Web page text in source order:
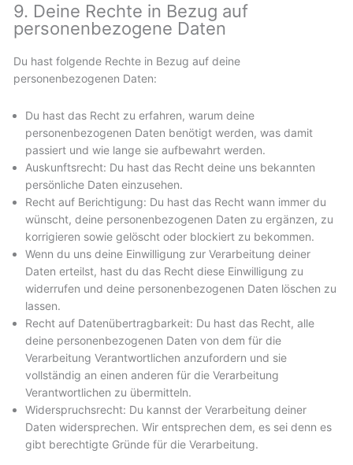
9. Deine Rechte in Bezug auf
personenbezogene Daten
Du hast folgende Rechte in Bezug auf deine
personenbezogenen Daten:
Du hast das Recht zu erfahren, warum deine
personenbezogenen Daten benötigt werden, was damit
passiert und wie lange sie aufbewahrt werden.
Auskunftsrecht: Du hast das Recht deine uns bekannten
persönliche Daten einzusehen.
Recht auf Berichtigung: Du hast das Recht wann immer du
wünscht, deine personenbezogenen Daten zu ergänzen, zu
korrigieren sowie gelöscht oder blockiert zu bekommen.
Wenn du uns deine Einwilligung zur Verarbeitung deiner
Daten erteilst, hast du das Recht diese Einwilligung zu
widerrufen und deine personenbezogenen Daten löschen zu
lassen.
Recht auf Datenübertragbarkeit: Du hast das Recht, alle
deine personenbezogenen Daten von dem für die
Verarbeitung Verantwortlichen anzufordern und sie
vollständig an einen anderen für die Verarbeitung
Verantwortlichen zu übermitteln.
Widerspruchsrecht: Du kannst der Verarbeitung deiner
Daten widersprechen. Wir entsprechen dem, es sei denn es
gibt berechtigte Gründe für die Verarbeitung.